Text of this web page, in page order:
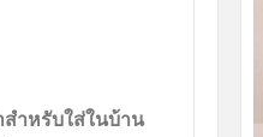
สำหรับใส่ในบ้าน